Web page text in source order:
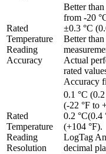
Rated
Temperature
Reading
Accuracy
Better
from -20
±0.3 °C
Better
Actual
rated
Accuracy
Rated
Temperature
Reading
Resolution
0.1 °C
(-22 °F to
0.2 °C(0.4
(+104 °F).
LogTag
decimal